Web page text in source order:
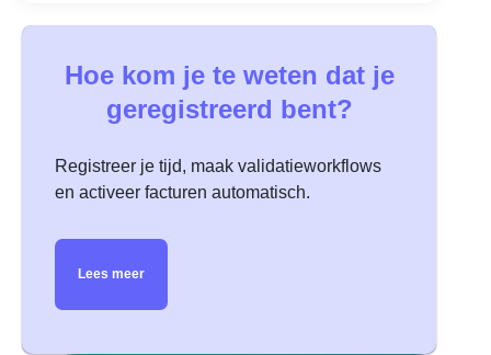
Hoe kom je te weten dat je
geregistreerd bent?
Registreer je tijd, maak validatieworkflows
en activeer facturen automatisch.
Lees meer